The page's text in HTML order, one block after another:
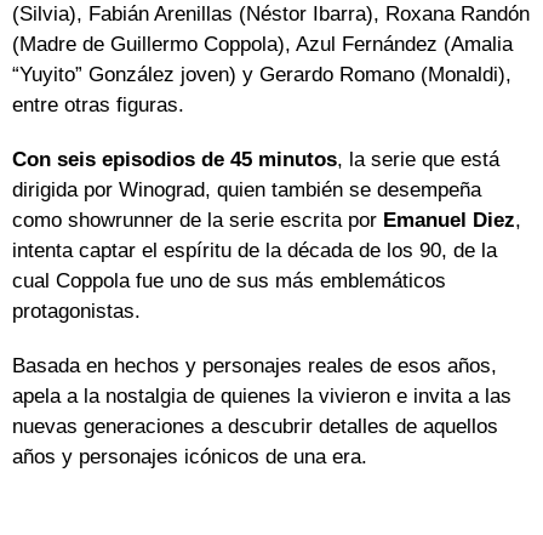
(Silvia), Fabián Arenillas (Néstor Ibarra), Roxana Randón
(Madre de Guillermo Coppola), Azul Fernández (Amalia
“Yuyito” González joven) y Gerardo Romano (Monaldi),
entre otras figuras.
Con seis episodios de 45 minutos, la serie que está
dirigida por Winograd, quien también se desempeña
como showrunner de la serie escrita por Emanuel Diez,
intenta captar el espíritu de la década de los 90, de la
cual Coppola fue uno de sus más emblemáticos
protagonistas.
Basada en hechos y personajes reales de esos años,
apela a la nostalgia de quienes la vivieron e invita a las
nuevas generaciones a descubrir detalles de aquellos
años y personajes icónicos de una era.